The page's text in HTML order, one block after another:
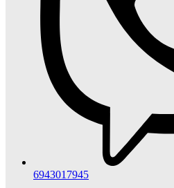
6943017945